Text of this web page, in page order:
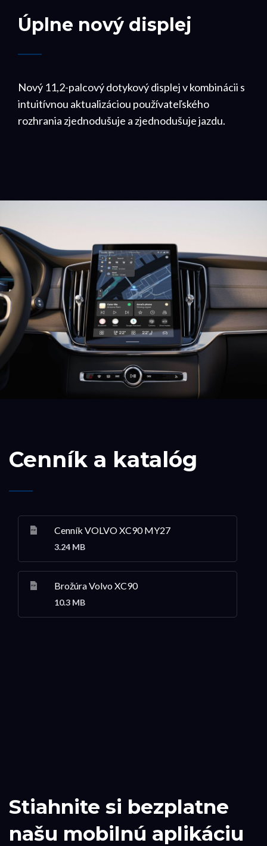
Úplne nový displej
Nový 11,2-palcový dotykový displej v kombinácii s
intuitívnou aktualizáciou používateľského
rozhrania zjednodušuje a zjednodušuje jazdu.
Cenník a katalóg
Cenník VOLVO XC90 MY27
3.24 MB
Brožúra Volvo XC90
10.3 MB
Stiahnite si bezplatne
našu mobilnú aplikáciu